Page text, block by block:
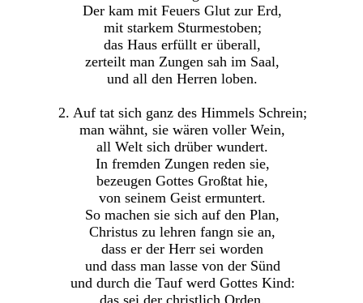
Der kam mit Feuers Glut zur Erd,
mit starkem Sturmestoben;
das Haus erfüllt er überall,
zerteilt man Zungen sah im Saal,
und all den Herren loben.
2. Auf tat sich ganz des Himmels Schrein;
man wähnt, sie wären voller Wein,
all Welt sich drüber wundert.
In fremden Zungen reden sie,
bezeugen Gottes Großtat hie,
von seinem Geist ermuntert.
So machen sie sich auf den Plan,
Christus zu lehren fangn sie an,
dass er der Herr sei worden
und dass man lasse von der Sünd
und durch die Tauf werd Gottes Kind: